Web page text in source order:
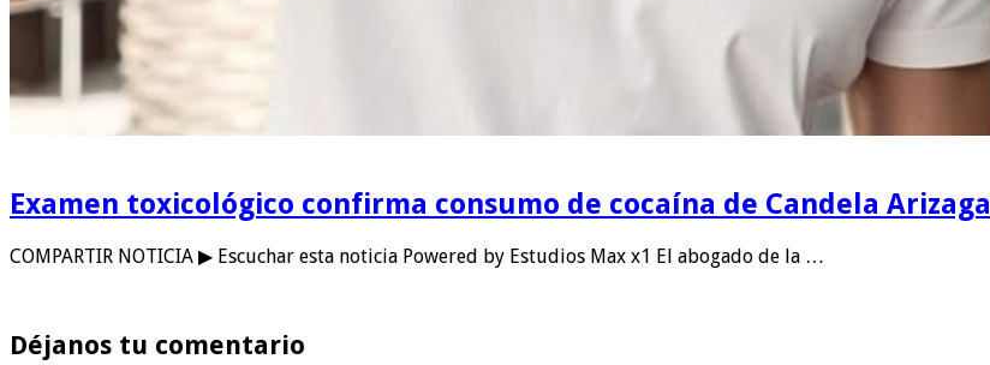
Examen toxicológico confirma consumo de cocaína de Candela Arizaga
COMPARTIR NOTICIA ▶ Escuchar esta noticia Powered by Estudios Max x1 El abogado de la …
Déjanos tu comentario